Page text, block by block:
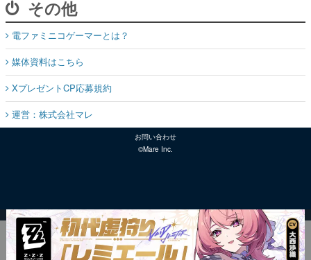
その他
電ファミニコゲーマーとは？
媒体資料はこちら
XプレゼントCP応募規約
運営：株式会社マレ
お問い合わせ
©Mare Inc.